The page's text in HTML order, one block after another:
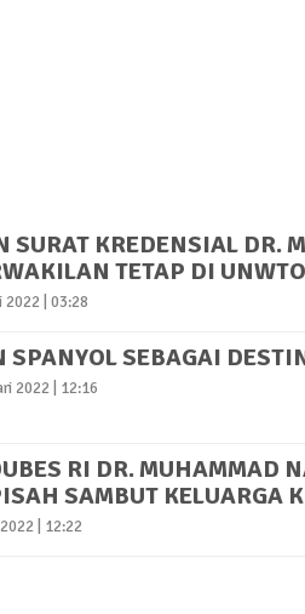
SURAT KREDENSIAL DR.
TETAP DI UNWTO
2022 | 03:28
SEBAGAI
2022 | 12:16
RI DR. MUHAMMAD
SAMBUT KELUARGA
| 12:22